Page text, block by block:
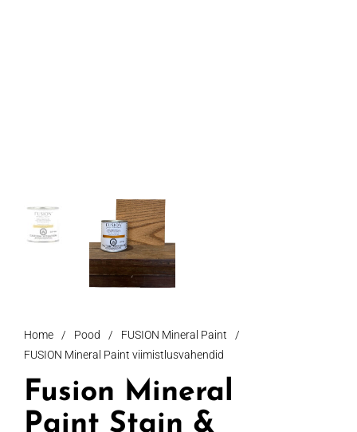
Home / Pood / FUSION Mineral Paint
/
FUSION Mineral Paint viimistlusvahendid
Fusion Mineral
Paint Stain &